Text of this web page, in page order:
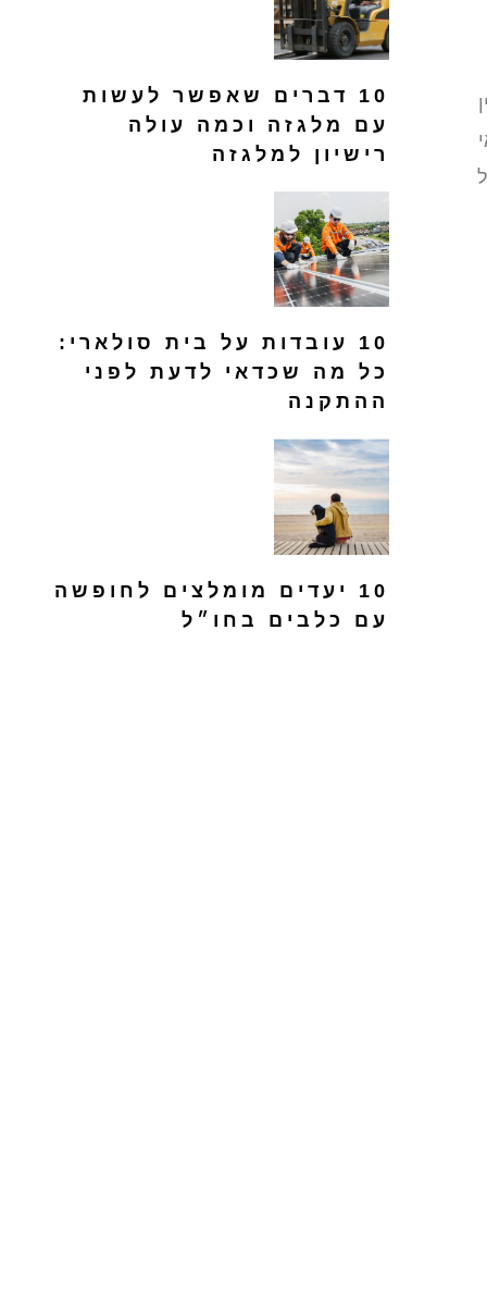
10 דברים שאפשר לעשות
עם מלגזה וכמה עולה
רישיון למלגזה
10 עובדות על בית סולארי:
כל מה שכדאי לדעת לפני
ההתקנה
10 יעדים מומלצים לחופשה
עם כלבים בחו״ל